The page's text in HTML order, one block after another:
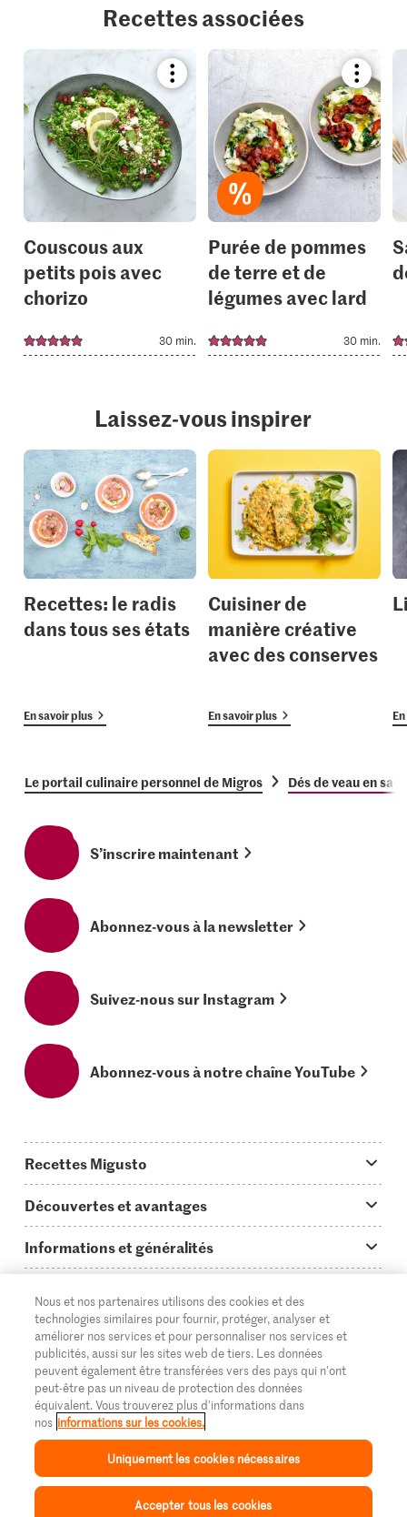
Recettes associées
Bookmark
recipe
add
it
to
your
collections.
Couscous aux
petits pois avec
chorizo
30 min.
recipe
or
add
it
to
your
Purée de pommes
de terre et de
légumes avec lard
30 min.
Laissez-vous inspirer
Recettes: le radis
dans tous ses états
En savoir plus
Cuisiner de
manière créative
avec des conserves
En savoir plus
Le portail culinaire personnel de Migros Dés de veau en
S’inscrire maintenant
Abonnez-vous à la newsletter
Suivez-nous sur Instagram
Abonnez-vous à notre chaîne YouTube
Recettes Migusto
Idées de menus
Plats principaux
Simple & vite prêt
Apéritif
Préparations au four
Enfants & famille
Toutes les recettes
Découvertes et avantages
On en parle...
Tutoriels
Glossaire des ingrédients
Login Migusto
Magazine Migusto
Informations et généralités
Questions concernant Migusto
Cuisiner avec Migusto
Service clientèle & contact
Publicité
Impressum
Mentions légales
Protection des données
Supermarché
Migros Online
À propos de Migros
Magasins
Cumulus
Migros Magazine
© 2026 La Fédération des coopératives Migros
DE FR IT
Nous et nos partenaires utilisons des cookies et des
technologies similaires pour fournir, protéger, analyser et
améliorer nos services et pour personnaliser nos services et
publicités, aussi sur les sites web de tiers. Les données
peuvent également être transférées vers des pays qui n'ont
peut-être pas un niveau de protection des données
équivalent. Vous trouverez plus d'informations dans
nos informations sur les cookies.
Uniquement les cookies nécessaires
Accepter tous les cookies